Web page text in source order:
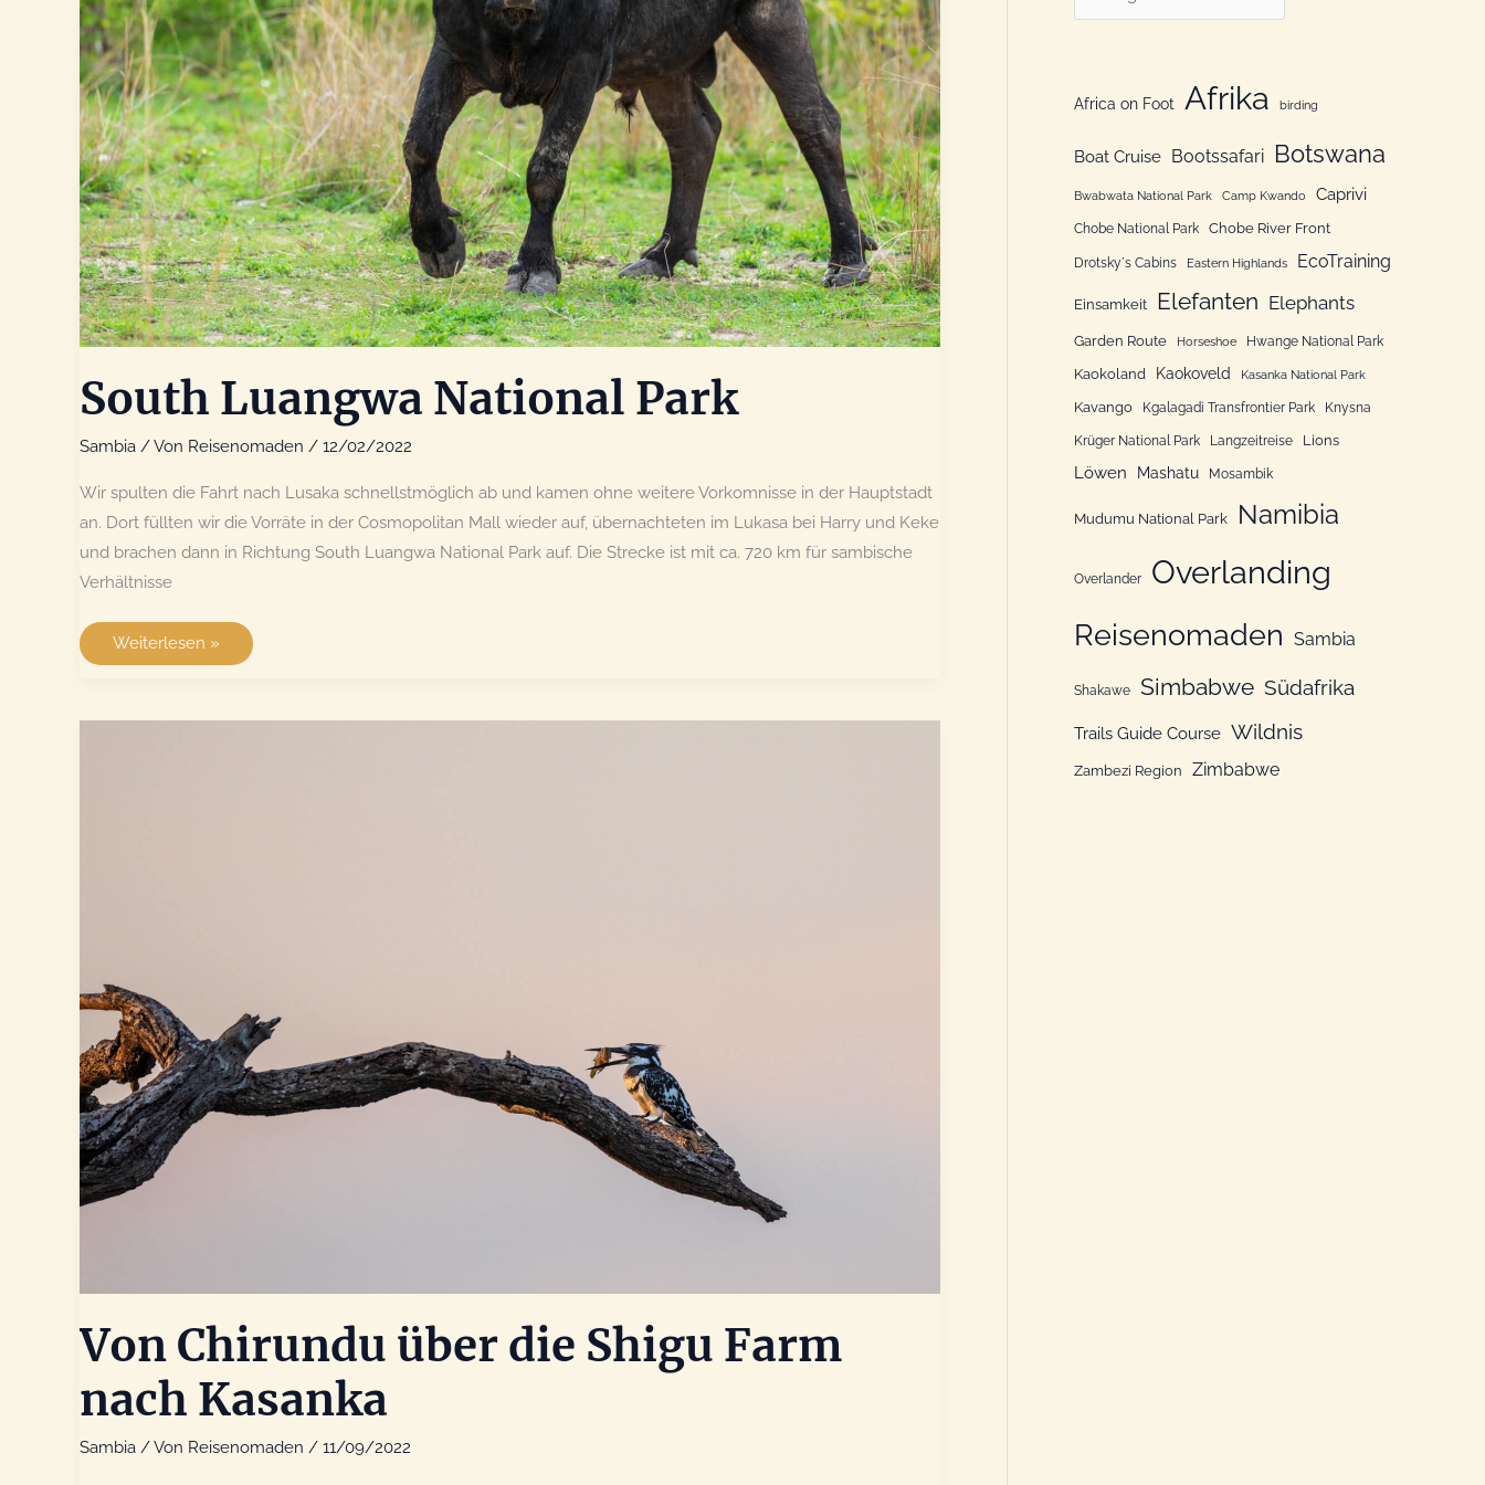
South Luangwa National Park
Sambia / Von Reisenomaden / 12/02/2022
Wir spulten die Fahrt nach Lusaka schnellstmöglich ab und kamen ohne weitere Vorkomnisse in der Hauptstadt
an. Dort füllten wir die Vorräte in der Cosmopolitan Mall wieder auf, übernachteten im Lukasa bei Harry und Keke
und brachen dann in Richtung South Luangwa National Park auf. Die Strecke ist mit ca. 720 km für sambische
Verhältnisse
South
Weiterlesen »
Von Chirundu über die Shigu Farm
nach Kasanka
Sambia / Von Reisenomaden / 11/09/2022
c
a
o
Africa on Foot Afrika birding
Boat Cruise Bootssafari Botswana
Bwabwata National Park Camp Kwando Caprivi
Chobe National Park Chobe River Front
Drotsky´s Cabins Eastern Highlands EcoTraining
Einsamkeit Elefanten Elephants
Garden Route Horseshoe Hwange National Park
Kaokoland Kaokoveld Kasanka National Park
Kavango Kgalagadi Transfrontier Park Knysna
Krüger National Park Langzeitreise Lions
Löwen Mashatu Mosambik
Mudumu National Park Namibia
Overlander Overlanding
Reisenomaden Sambia
Shakawe Simbabwe Südafrika
Trails Guide Course Wildnis
Zambezi Region Zimbabwe